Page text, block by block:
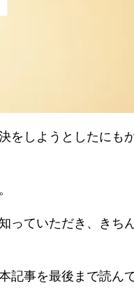
をしようとしたにも
ていただき、きち
記事を最後まで読ん